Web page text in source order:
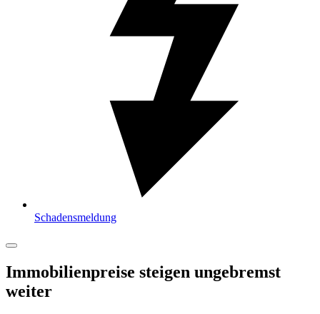
Schadensmeldung
Immobilienpreise steigen ungebremst
weiter